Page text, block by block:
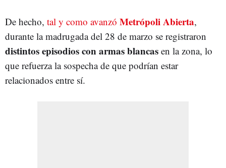
De hecho, tal y como avanzó Metrópoli Abierta,
durante la madrugada del 28 de marzo se registraron
distintos episodios con armas blancas en la zona, lo
que refuerza la sospecha de que podrían estar
relacionados entre sí.